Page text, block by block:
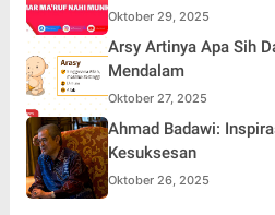
Oktober 29, 2025
Arsy Artinya Apa Sih
Mendalam
Oktober 27, 2025
Ahmad Badawi:
Kesuksesan
Oktober 26, 2025